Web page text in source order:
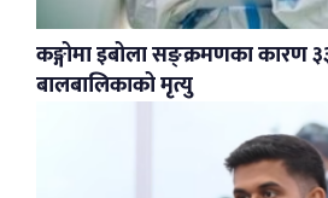
कङ्गोमा इबोला सङ्क्रमणका कारण
बालबालिकाको मृत्यु